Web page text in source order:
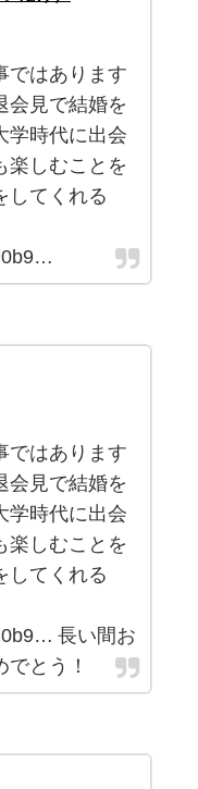
ではあります
会見で結婚を
時代に出会
楽しむことを
してくれる
ではあります
会見で結婚を
時代に出会
楽しむことを
してくれる
長い間お
とう！